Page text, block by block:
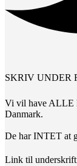
SKRIV UNDER
Vi vil have ALLE
Danmark.
De har INTET at
Link til